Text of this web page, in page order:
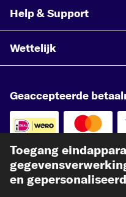
Help & Support
Wettelijk
Geaccepteerde
Betaling vooraf
Toegang
en